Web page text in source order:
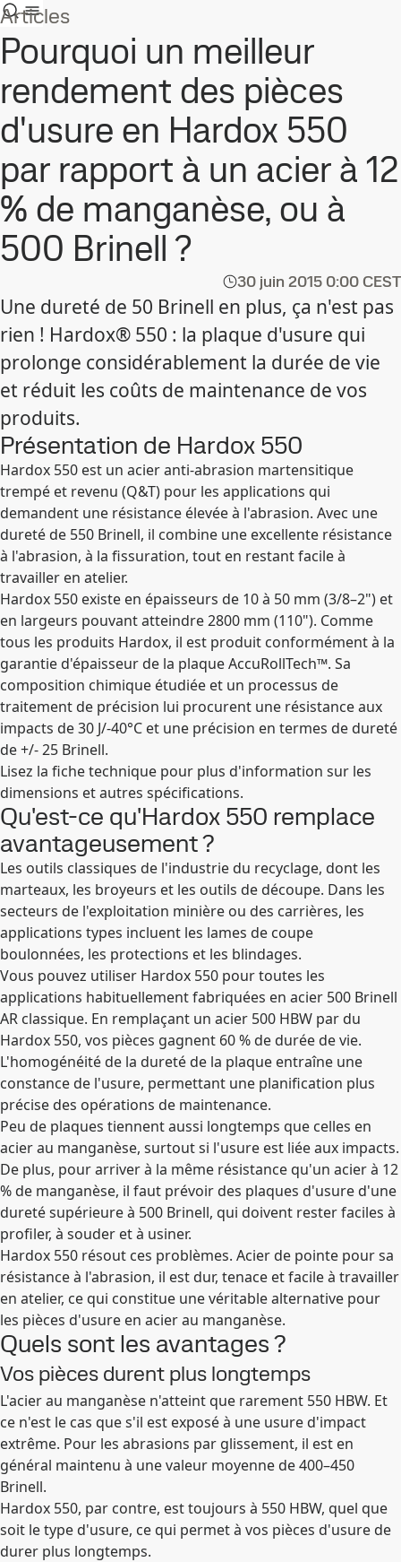
Articles
Pourquoi un meilleur
rendement des pièces
d'usure en Hardox 550
par rapport à un acier à 12
% de manganèse, ou à
500 Brinell ?
30 juin 2015 0:00 CEST
Une dureté de 50 Brinell en plus, ça n'est pas
rien ! Hardox® 550 : la plaque d'usure qui
prolonge considérablement la durée de vie
et réduit les coûts de maintenance de vos
produits.
Présentation de Hardox 550
Hardox 550 est un acier anti-abrasion martensitique
trempé et revenu (Q&T) pour les applications qui
demandent une résistance élevée à l'abrasion. Avec une
dureté de 550 Brinell, il combine une excellente résistance
à l'abrasion, à la fissuration, tout en restant facile à
travailler en atelier.
Hardox 550 existe en épaisseurs de 10 à 50 mm (3/8–2") et
en largeurs pouvant atteindre 2800 mm (110"). Comme
tous les produits Hardox, il est produit conformément à la
garantie d'épaisseur de la plaque AccuRollTech™. Sa
composition chimique étudiée et un processus de
traitement de précision lui procurent une résistance aux
impacts de 30 J/-40°C et une précision en termes de dureté
de +/- 25 Brinell.
Lisez la fiche technique pour plus d'information sur les
dimensions et autres spécifications.
Qu'est-ce qu'Hardox 550 remplace
avantageusement ?
Les outils classiques de l'industrie du recyclage, dont les
marteaux, les broyeurs et les outils de découpe. Dans les
secteurs de l'exploitation minière ou des carrières, les
applications types incluent les lames de coupe
boulonnées, les protections et les blindages.
Vous pouvez utiliser Hardox 550 pour toutes les
applications habituellement fabriquées en acier 500 Brinell
AR classique. En remplaçant un acier 500 HBW par du
Hardox 550, vos pièces gagnent 60 % de durée de vie.
L'homogénéité de la dureté de la plaque entraîne une
constance de l'usure, permettant une planification plus
précise des opérations de maintenance.
Peu de plaques tiennent aussi longtemps que celles en
acier au manganèse, surtout si l'usure est liée aux impacts.
De plus, pour arriver à la même résistance qu'un acier à 12
% de manganèse, il faut prévoir des plaques d'usure d'une
dureté supérieure à 500 Brinell, qui doivent rester faciles à
profiler, à souder et à usiner.
Hardox 550 résout ces problèmes. Acier de pointe pour sa
résistance à l'abrasion, il est dur, tenace et facile à travailler
en atelier, ce qui constitue une véritable alternative pour
les pièces d'usure en acier au manganèse.
Quels sont les avantages ?
Vos pièces durent plus longtemps
L'acier au manganèse n'atteint que rarement 550 HBW. Et
ce n'est le cas que s'il est exposé à une usure d'impact
extrême. Pour les abrasions par glissement, il est en
général maintenu à une valeur moyenne de 400–450
Brinell.
Hardox 550, par contre, est toujours à 550 HBW, quel que
soit le type d'usure, ce qui permet à vos pièces d'usure de
durer plus longtemps.